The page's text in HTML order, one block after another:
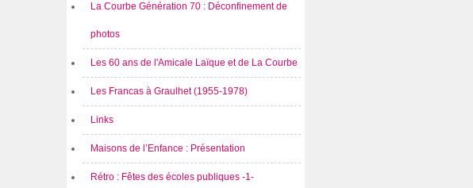
La Courbe Génération 70 : Déconfinement de
photos
Les 60 ans de l'Amicale Laïque et de La Courbe
Les Francas à Graulhet (1955-1978)
Links
Maisons de l’Enfance : Présentation
Rétro : Fêtes des écoles publiques -1-